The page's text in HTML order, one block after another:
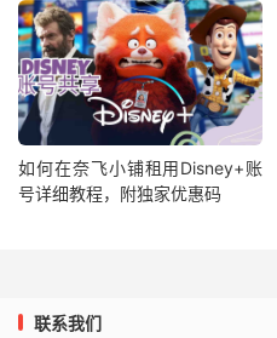
如何在奈飞小铺租用Disney+账
号详细教程，附独家优惠码
联系我们